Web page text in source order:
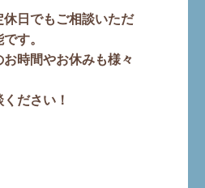
休日でもご相談いただ
す。
時間やお休みも様々
ださい！